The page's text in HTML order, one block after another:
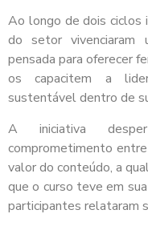
Ao longo de dois ciclos
do setor vivenciaram
pensada para oferecer
os capacitem a
sustentável dentro de
A iniciativa
comprometimento
valor do conteúdo, a
que o curso teve em
participantes relataram